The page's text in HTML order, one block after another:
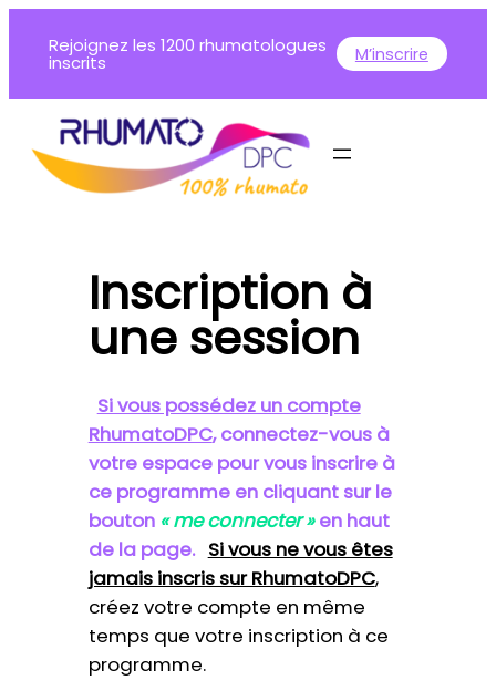
Rejoignez les 1200 rhumatologues
inscrits M’inscrire
Inscription à
une session
Si vous possédez un compte
RhumatoDPC, connectez-vous à
votre espace pour vous inscrire à
ce programme en cliquant sur le
bouton « me connecter »en haut
de la page. Si vous ne vous êtes
jamais inscris sur RhumatoDPC,
créez votre compte en même
temps que votre inscription à ce
programme.